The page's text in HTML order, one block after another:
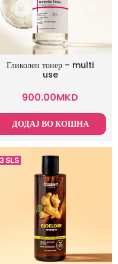
Гликолен тонер – multi
use
900.00MKD
ДОДАЈ ВО КОШНА